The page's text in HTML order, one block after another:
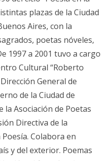
plazas de la Ciudad
Aires, con la
poetas nóveles,
1997 a 2001 tuvo a cargo
Cultural “Roberto
General de
de la Ciudad de
la Asociación de Poetas
Directiva de la
Colabora en
y del exterior. Poemas